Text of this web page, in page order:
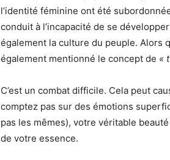
l’identité féminine ont été
conduit à l’incapacité de se
également la culture du peuple. Alors
également mentionné le concept de «
C’est un combat difficile. Cela peut
comptez pas sur des émotions
pas les mêmes), votre véritable
de votre essence.